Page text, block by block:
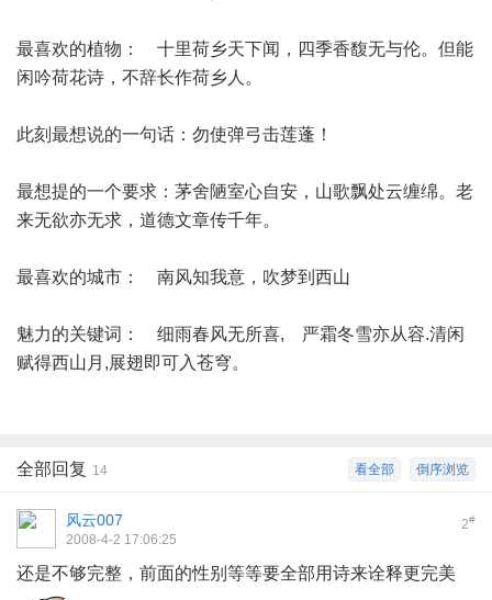
最喜欢的植物： 十里荷乡天下闻，四季香馥无与伦。但能
闲吟荷花诗，不辞长作荷乡人。
此刻最想说的一句话：勿使弹弓击莲蓬！
最想提的一个要求：茅舍陋室心自安，山歌飘处云缠绵。老
来无欲亦无求，道德文章传千年。
最喜欢的城市： 南风知我意，吹梦到西山
魅力的关键词： 细雨春风无所喜, 严霜冬雪亦从容.清闲
赋得西山月,展翅即可入苍穹。
倒序浏览
看全部
全部回复 14
2#
风云007
2008-4-2 17:06:25
还是不够完整，前面的性别等等要全部用诗来诠释更完美